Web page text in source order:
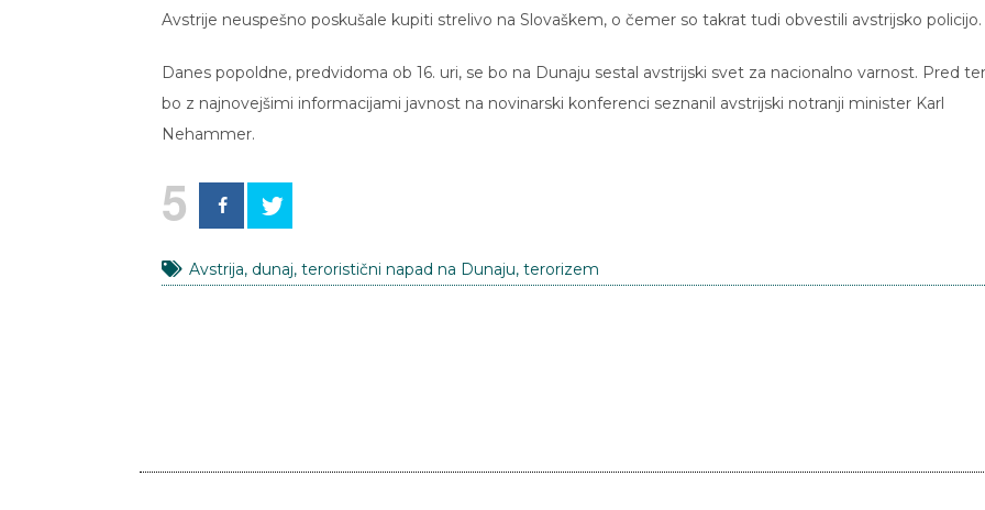
Avstrije neuspešno poskušale kupiti strelivo na Slovaškem, o čemer so takrat tudi obvestili avstrijsko policijo.
Danes popoldne, predvidoma ob 16. uri, se bo na Dunaju sestal avstrijski svet za nacionalno varnost. Pred
bo z najnovejšimi informacijami javnost na novinarski konferenci seznanil avstrijski notranji minister Karl
Nehammer.
5
Avstrija, dunaj, teroristični napad na Dunaju, terorizem